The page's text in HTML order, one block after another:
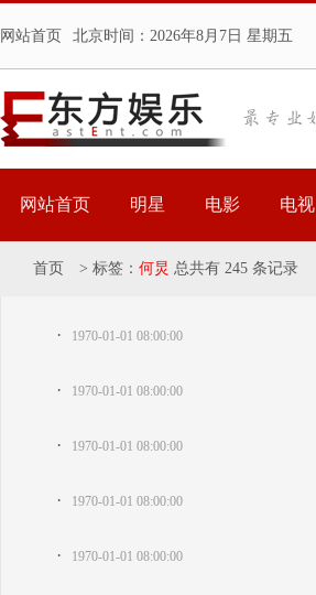
网站首页 北京时间： 2026年8月7日 星期五
网站首页 明星 电影 电视
首页 > 标签： 何炅 总共有 245 条记录
· 1970-01-01 08:00:00
· 1970-01-01 08:00:00
· 1970-01-01 08:00:00
· 1970-01-01 08:00:00
· 1970-01-01 08:00:00